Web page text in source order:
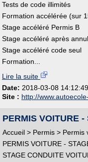
Tests de code illimités
Formation accélérée (sur
Stage accéléré Permis B
Stage accéléré après
Stage accéléré code seul
Formation...
Lire la suite
Date: 2018-03-08 14:12:49
Site : http://
PERMIS VOITURE
Accueil > Permis >
PERMIS VOITURE -
STAGE CONDUITE